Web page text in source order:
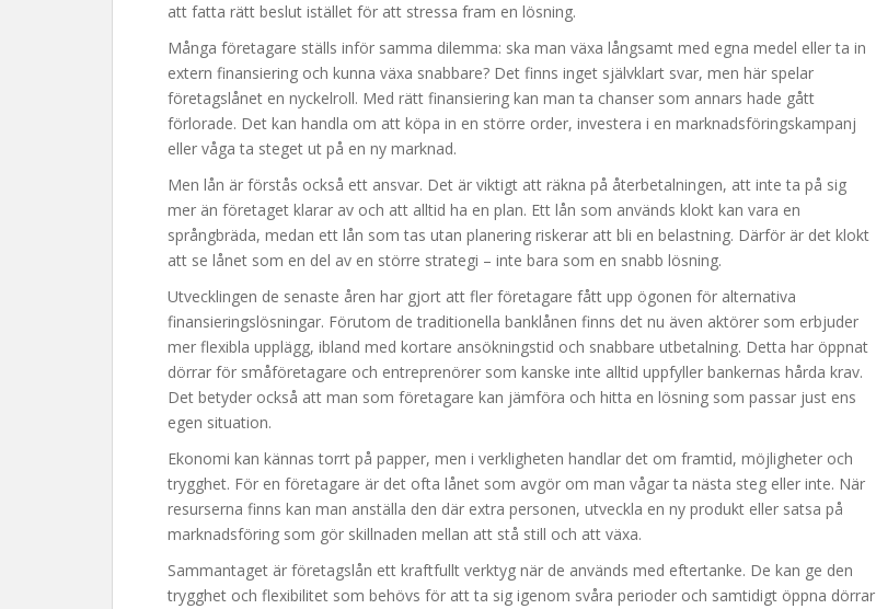
att fatta rätt beslut istället för att stressa fram en lösning.
Många företagare ställs inför samma dilemma: ska man växa långsamt med egna medel eller ta in
extern finansiering och kunna växa snabbare? Det finns inget självklart svar, men här spelar
företagslånet en nyckelroll. Med rätt finansiering kan man ta chanser som annars hade gått
förlorade. Det kan handla om att köpa in en större order, investera i en marknadsföringskampanj
eller våga ta steget ut på en ny marknad.
Men lån är förstås också ett ansvar. Det är viktigt att räkna på återbetalningen, att inte ta på sig
mer än företaget klarar av och att alltid ha en plan. Ett lån som används klokt kan vara en
språngbräda, medan ett lån som tas utan planering riskerar att bli en belastning. Därför är det klokt
att se lånet som en del av en större strategi – inte bara som en snabb lösning.
Utvecklingen de senaste åren har gjort att fler företagare fått upp ögonen för alternativa
finansieringslösningar. Förutom de traditionella banklånen finns det nu även aktörer som erbjuder
mer flexibla upplägg, ibland med kortare ansökningstid och snabbare utbetalning. Detta har öppnat
dörrar för småföretagare och entreprenörer som kanske inte alltid uppfyller bankernas hårda krav.
Det betyder också att man som företagare kan jämföra och hitta en lösning som passar just ens
egen situation.
Ekonomi kan kännas torrt på papper, men i verkligheten handlar det om framtid, möjligheter och
trygghet. För en företagare är det ofta lånet som avgör om man vågar ta nästa steg eller inte. När
resurserna finns kan man anställa den där extra personen, utveckla en ny produkt eller satsa på
marknadsföring som gör skillnaden mellan att stå still och att växa.
Sammantaget är företagslån ett kraftfullt verktyg när de används med eftertanke. De kan ge den
trygghet och flexibilitet som behövs för att ta sig igenom svåra perioder och samtidigt öppna dörrar